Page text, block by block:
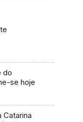
do
se hoje
Catarina